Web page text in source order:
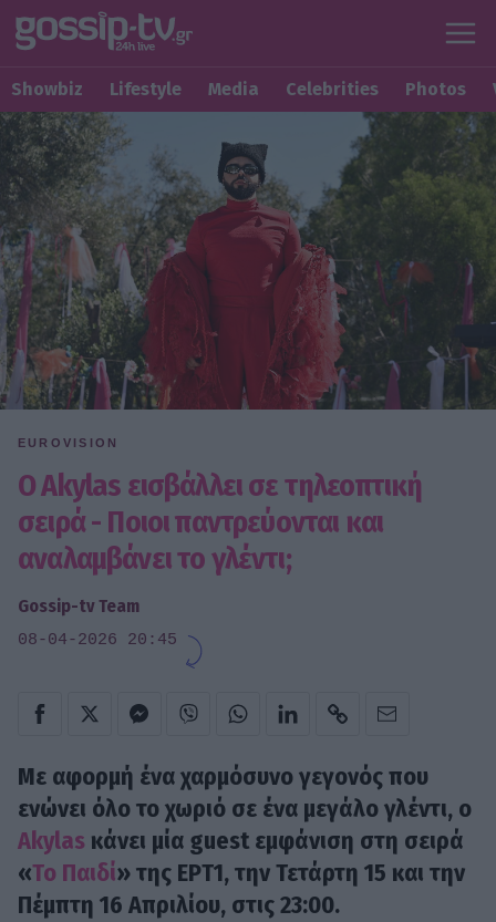
Showbiz Lifestyle Media Celebrities Photos
EUROVISION
Ο Akylas εισβάλλει σε τηλεοπτική
σειρά - Ποιοι παντρεύονται και
αναλαμβάνει το γλέντι;
Gossip-tv Team
08-04-2026 20:45
Με αφορμή ένα χαρμόσυνο γεγονός που
ενώνει όλο το χωριό σε ένα μεγάλο γλέντι, ο
Akylas κάνει μία guest εμφάνιση στη σειρά
«Το Παιδί» της ΕΡΤ1, την Τετάρτη 15 και την
Πέμπτη 16 Απριλίου, στις 23:00.